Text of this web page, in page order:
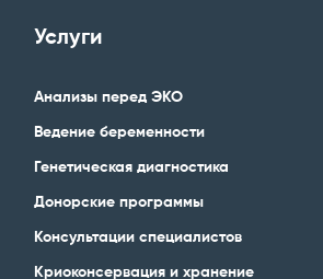
Услуги
Анализы перед ЭКО
Ведение беременности
Генетическая диагностика
Донорские программы
Консультации специалистов
Криоконсервация и хранение